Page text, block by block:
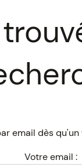
email dès
Votre email :